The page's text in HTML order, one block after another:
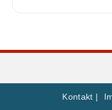
Kontakt